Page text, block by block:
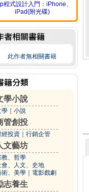
程式設計入門：iPhone、
iPad(附光碟)
此作者無相關書籍
學小說
學 小說
管創投
經投資 行銷企管
文藝坊
教、哲學
會、人文、史地
術、美學
電影戲劇
志養生